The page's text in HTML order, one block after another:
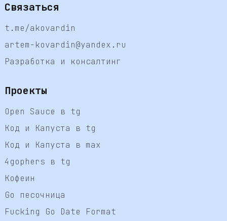
Связаться
t.me/akovardin
artem-kovardin@yandex.ru
Разработка и консалтинг
Проекты
Open Sauce в tg
Код и Капуста в tg
Код и Капуста в max
4gophers в tg
Кофеин
Go песочница
Fucking Go Date Format